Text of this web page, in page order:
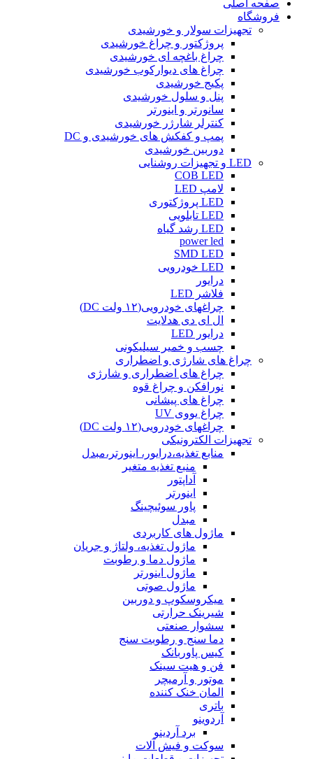
صفحه اصلی
فروشگاه
تجهیزات سولار و خورشیدی
پروژکتور و چراغ خورشیدی
چراغ باغچه ای خورشیدی
چراغ های دیوارکوب خورشیدی
پکیج خورشیدی
پنل و سلول خورشیدی
سانورتر و اینورتر
کنترلر شارژر خورشیدی
پمپ و کفکش های خورشیدی و DC
دوربین خورشیدی
LED و تجهیزات روشنایی
COB LED
لامپ LED
LED پروژکتوری
LED تابلویی
LED رشد گیاه
power led
SMD LED
LED خودرویی
درایور
فلاشر LED
چراغهای خودرویی(۱۲ ولت DC)
ال ای دی هدلایت
درایور LED
چسب و خمیر سیلیکونی
چراغ های شارژی و اضطراری
چراغ های اضطراری و شارژی
نورافکن و چراغ قوه
چراغ های پیشانی
چراغ یووی UV
چراغهای خودرویی(۱۲ ولت DC)
تجهیزات الکترونیکی
منابع تغذیه،درایور، اینورتر،مبدل
منبع تغذیه متغیر
آداپتور
اینورتر
پاور سوئیچینگ
مبدل
ماژول های کاربردی
ماژول تغذیه، ولتاژ و جریان
ماژول دما و رطوبت
ماژول اینورتر
ماژول صوتی
میکروسکوپ و دوربین
شیرینک حرارتی
سشوار صنعتی
دما سنج و رطوبت سنج
کیس پاوربانک
فن و هیت سینک
موتور و آرمیچر
المان خنک کننده
باتری
آردوینو
برد آردینو
سوکت و فیش آلات